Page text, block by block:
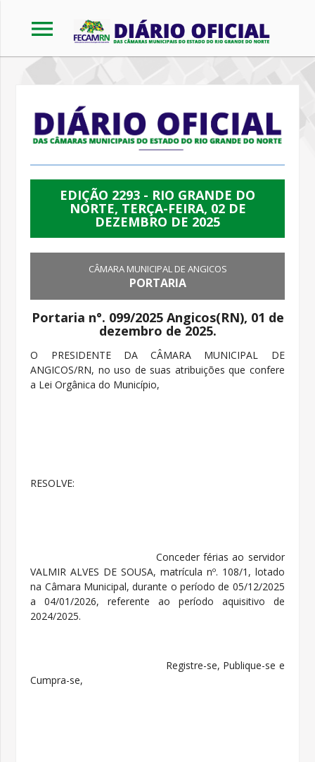
menu
EDIÇÃO 2293 - RIO GRANDE DO
NORTE, TERÇA-FEIRA, 02 DE
DEZEMBRO DE 2025
CÂMARA MUNICIPAL DE ANGICOS
PORTARIA
Portaria n°. 099/2025 Angicos(RN), 01 de
dezembro de 2025.
O PRESIDENTE DA CÂMARA MUNICIPAL DE
ANGICOS/RN, no uso de suas atribuições que confere
a Lei Orgânica do Município,
RESOLVE:
Conceder férias ao servidor
VALMIR ALVES DE SOUSA, matrícula nº. 108/1, lotado
na Câmara Municipal, durante o período de 05/12/2025
a 04/01/2026, referente ao período aquisitivo de
2024/2025.
Registre-se, Publique-se e
Cumpra-se,